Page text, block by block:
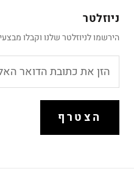
ניוזלטר
הירשמו לניוזלטר שלנו וקבלו
הצטרף